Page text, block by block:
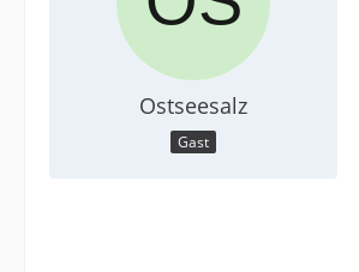
Ostseesalz
Gast